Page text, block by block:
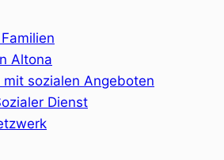
Altona
mit sozialen Angeboten
Dienst